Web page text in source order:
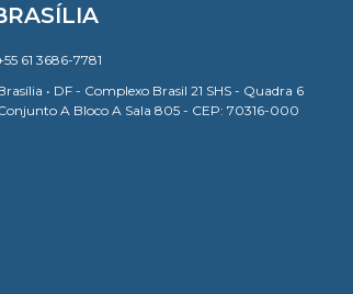
61 3686-7781
• DF - Complexo Brasil 21 SHS - Quadra 6
A Bloco A Sala 805 - CEP: 70316-000